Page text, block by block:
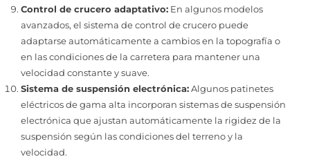
Control de crucero adaptativo: En algunos modelos
avanzados, el sistema de control de crucero puede
adaptarse automáticamente a cambios en la topografía o
en las condiciones de la carretera para mantener una
velocidad constante y suave.
Sistema de suspensión electrónica:Algunos patinetes
eléctricos de gama alta incorporan sistemas de suspensión
electrónica que ajustan automáticamente la rigidez de la
suspensión según las condiciones del terreno y la
velocidad.